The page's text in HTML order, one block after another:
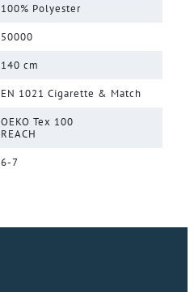
100% Polyester
50000
140 cm
EN 1021 Cigarette & Match
OEKO Tex 100
REACH
6-7